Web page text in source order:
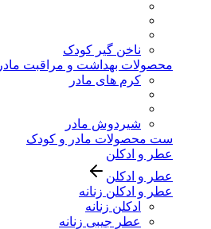
ناخن گیر کودک
محصولات بهداشت و مراقبت مادر
کرم های مادر
شیردوش مادر
ست محصولات مادر و کودک
عطر و ادکلن
عطر و ادکلن
عطر و ادکلن زنانه
ادکلن زنانه
عطر جیبی زنانه